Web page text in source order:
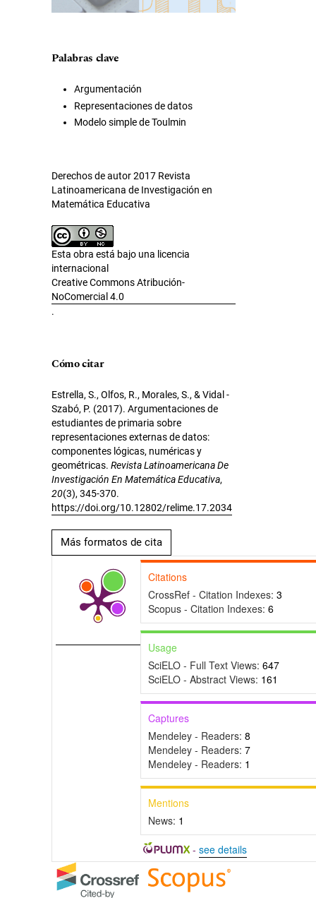
Palabras clave
Argumentación
Representaciones de datos
Modelo simple de Toulmin
Derechos de autor 2017 Revista
Latinoamericana de Investigación en
Matemática Educativa
Esta obra está bajo una licencia
internacional
Creative Commons Atribución-
NoComercial 4.0
.
Cómo citar
Estrella, S., Olfos, R., Morales, S., & Vidal -
Szabó, P. (2017). Argumentaciones de
estudiantes de primaria sobre
representaciones externas de datos:
componentes lógicas, numéricas y
geométricas. Revista Latinoamericana De
Investigación En Matemática Educativa,
20(3), 345-370.
https://doi.org/10.12802/relime.17.2034
Más formatos de cita
Citations
CrossRef - Citation Indexes: 3
Scopus - Citation Indexes: 6
Usage
SciELO - Full Text Views: 647
SciELO - Abstract Views: 161
Captures
Mendeley - Readers: 8
Mendeley - Readers: 7
Mendeley - Readers: 1
Mentions
News: 1
- see details